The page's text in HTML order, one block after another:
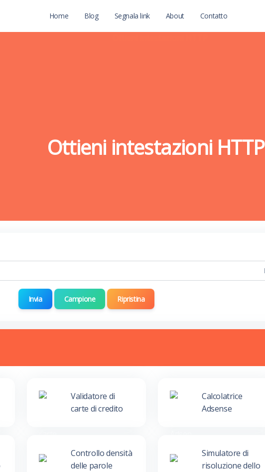
Home Blog Segnala link About Contatto
Ottieni intestazioni HTTP
Invia Campione Ripristina
Validatore di
carte di credito
Calcolatrice
Adsense
Controllo densità
delle parole
Simulatore di
risoluzione dello